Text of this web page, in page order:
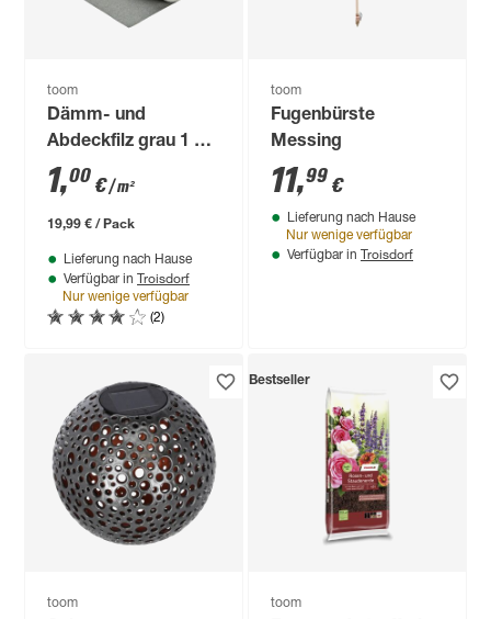
toom
Dämm- und
Abdeckfilz grau 1 x
20 m
1,00 €/ m²
19,99 € / Pack
Lieferung nach Hause
Verfügbar in Troisdorf
Nur wenige verfügbar
(2)
toom
Fugenbürste
Messing
11,99 €
Lieferung nach Hause
Nur wenige verfügbar
Verfügbar in Troisdorf
toom
Bestseller
toom